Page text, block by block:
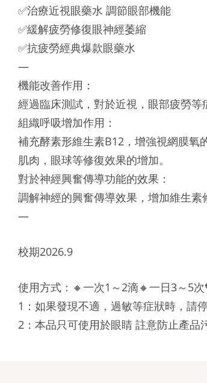
✅治療近視眼藥水 調節眼部機能
✅緩解疲勞修復眼神經萎縮
✅抗疲勞經典爆款眼藥水
—
機能改善作用：
經過臨床測試，對於近視，眼部疲勞等
組織呼吸增加作用：
補充酵素形維生素B12，增強視網膜氧
肌肉，眼球等修復效果的增加。
對於神經興奮傳導功能的效果：
調解神經的興奮傳導效果，增加維生
—
校期2026.9
使用方式：🔸一次1～2滴🔸一日3～5次
1：如果發現不適，過敏等症狀時，請
2：本品只可使用於眼睛 註意防止產